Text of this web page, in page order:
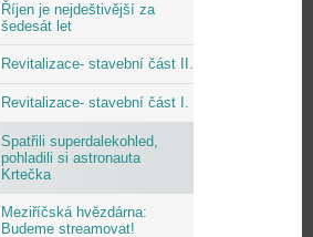
Říjen je nejdeštivější za
šedesát let
Revitalizace- stavební část II.
Revitalizace- stavební část I.
Spatřili superdalekohled,
pohladili si astronauta
Krtečka
Meziříčská hvězdárna:
Budeme streamovat!